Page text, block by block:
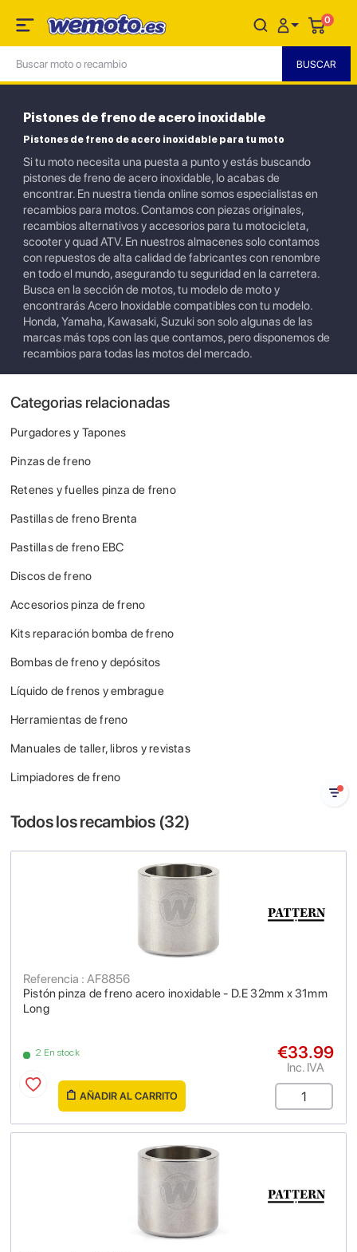
0
Pistones de freno de acero inoxidable
Pistones de freno de acero inoxidable para tu moto
Si tu moto necesita una puesta a punto y estás buscando
pistones de freno de acero inoxidable, lo acabas de
encontrar. En nuestra tienda online somos especialistas en
recambios para motos. Contamos con piezas originales,
recambios alternativos y accesorios para tu motocicleta,
scooter y quad ATV. En nuestros almacenes solo contamos
con repuestos de alta calidad de fabricantes con renombre
en todo el mundo, asegurando tu seguridad en la carretera.
Busca en la sección de motos, tu modelo de moto y
encontrarás Acero Inoxidable compatibles con tu modelo.
Honda, Yamaha, Kawasaki, Suzuki son solo algunas de las
marcas más tops con las que contamos, pero disponemos de
recambios para todas las motos del mercado.
Categorias relacionadas
Purgadores y Tapones
Pinzas de freno
Retenes y fuelles pinza de freno
Pastillas de freno Brenta
Pastillas de freno EBC
Discos de freno
Accesorios pinza de freno
Kits reparación bomba de freno
Bombas de freno y depósitos
Líquido de frenos y embrague
Herramientas de freno
Manuales de taller, libros y revistas
Limpiadores de freno
Todos los recambios (32)
Pistón pinza de freno acero inoxidable - D.E 32mm x 31mm
Long
Referencia : AF8856
2 En stock €33.99
Inc. IVA
AÑADIR AL CARRITO